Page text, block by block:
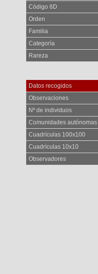
Código 6D
Orden
Familia
Categoría
Rareza
Datos recogidos
Observaciones
Nº de individuos
Comunidades autónomas
Cuadrículas 100x100
Cuadrículas 10x10
Observadores